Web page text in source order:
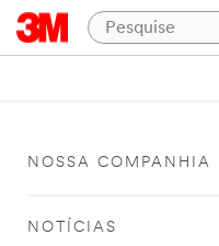
NOSSA COMPANHIA
NOTÍCIAS